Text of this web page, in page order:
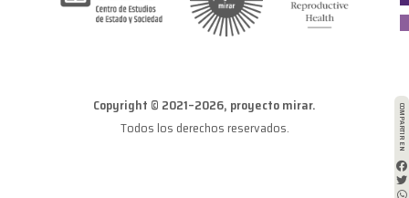
Copyright © 2021–2026, proyecto mirar.
Todos los derechos reservados.
COMPARTIR EN